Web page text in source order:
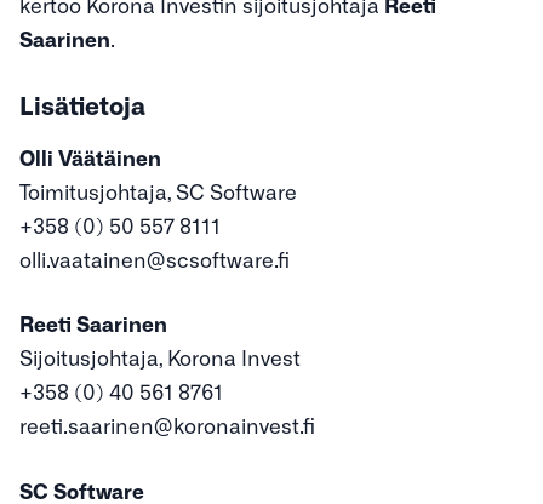
Saarinen
Lisätietoja
Olli Väätäinen
Toimitusjohtaja, SC Software
+358 (0) 50 557 8111
olli.vaatainen@scsoftware.fi
Reeti Saarinen
Sijoitusjohtaja, Korona Invest
+358 (0) 40 561 8761
reeti.saarinen@koronainvest.fi
SC Software